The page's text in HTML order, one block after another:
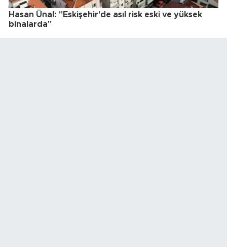
Hasan Ünal: "Eskişehir'de asıl risk eski ve yüksek
binalarda"